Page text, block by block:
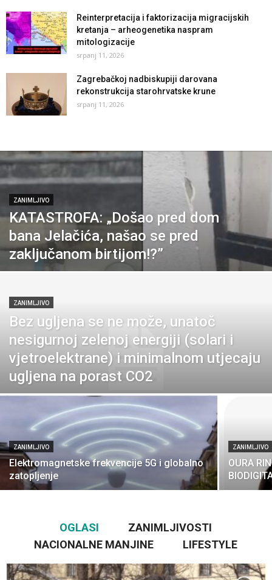
Reinterpretacija i faktorizacija migracijskih
kretanja – arheogenetika naspram
mitologizacije
srpanj 11, 2026
Zagrebačkoj nadbiskupiji darovana
rekonstrukcija starohrvatske krune
srpanj 11, 2026
ZANIMLJIVO
KATASTROFA: „Došao pred dom
bana Jelačića, našao se pred
zaključanom birtijom!?”
ZANIMLJIVO
Bez ugljena se ne može, unatoč
nesigurnoj zelenoj energiji (solari i
vjetroelektrane) i minimalnom utjecaju
ugljena na porast CO2
ZANIMLJIVO
Elektromagnetske frekvencije 5G i globalno
zatopljenje
ZANIMLJIVO
OURA
OGLASI
ZANIMLJIVOSTI
NACIONALNE MANJINE
LIFESTYLE